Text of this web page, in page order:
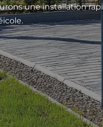
une installation